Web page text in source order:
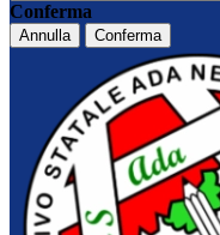
Conferma
Annulla Conferma